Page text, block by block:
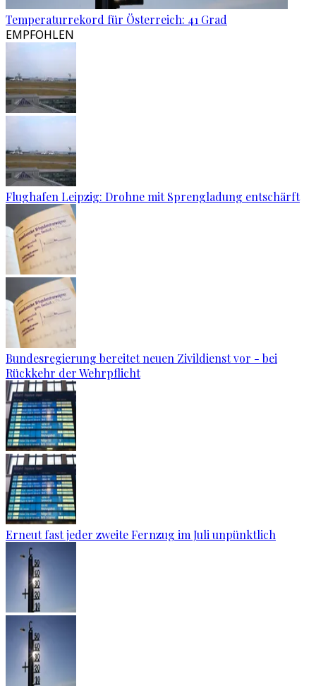
Temperaturrekord für Österreich: 41 Grad
EMPFOHLEN
Flughafen Leipzig: Drohne mit Sprengladung entschärft
Bundesregierung bereitet neuen Zivildienst vor - bei
Rückkehr der Wehrpflicht
Erneut fast jeder zweite Fernzug im Juli unpünktlich